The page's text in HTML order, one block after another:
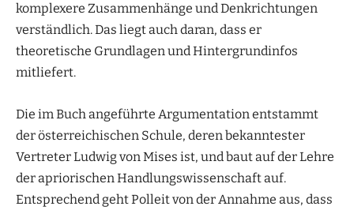
komplexere Zusammenhänge und Denkrichtungen
verständlich. Das liegt auch daran, dass er
theoretische Grundlagen und Hintergrundinfos
mitliefert.
Die im Buch angeführte Argumentation entstammt
der österreichischen Schule, deren bekanntester
Vertreter Ludwig von Mises ist, und baut auf der Lehre
der apriorischen Handlungswissenschaft auf.
Entsprechend geht Polleit von der Annahme aus, dass